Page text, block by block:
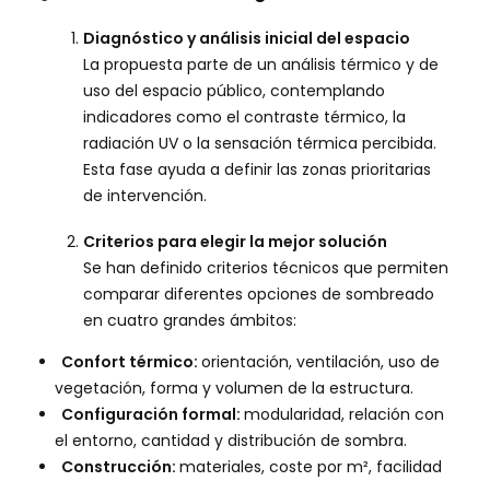
Diagnóstico y análisis inicial del espacio
La propuesta parte de un análisis térmico y de
uso del espacio público, contemplando
indicadores como el contraste térmico, la
radiación UV o la sensación térmica percibida.
Esta fase ayuda a definir las zonas prioritarias
de intervención.
Criterios para elegir la mejor solución
Se han definido criterios técnicos que permiten
comparar diferentes opciones de sombreado
en cuatro grandes ámbitos:
Confort térmico: orientación, ventilación, uso de
vegetación, forma y volumen de la estructura.
Configuración formal: modularidad, relación con
el entorno, cantidad y distribución de sombra.
Construcción: materiales, coste por m², facilidad